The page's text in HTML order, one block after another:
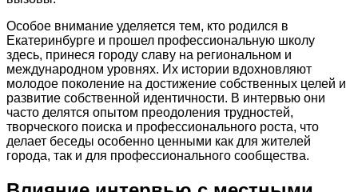
Особое внимание уделяется тем, кто родился в
Екатеринбурге и прошел профессиональную школу
здесь, принеся городу славу на региональном и
международном уровнях. Их истории вдохновляют
молодое поколение на достижение собственных целей и
развитие собственной идентичности. В интервью они
часто делятся опытом преодоления трудностей,
творческого поиска и профессионального роста, что
делает беседы особенно ценными как для жителей
города, так и для профессионального сообщества.